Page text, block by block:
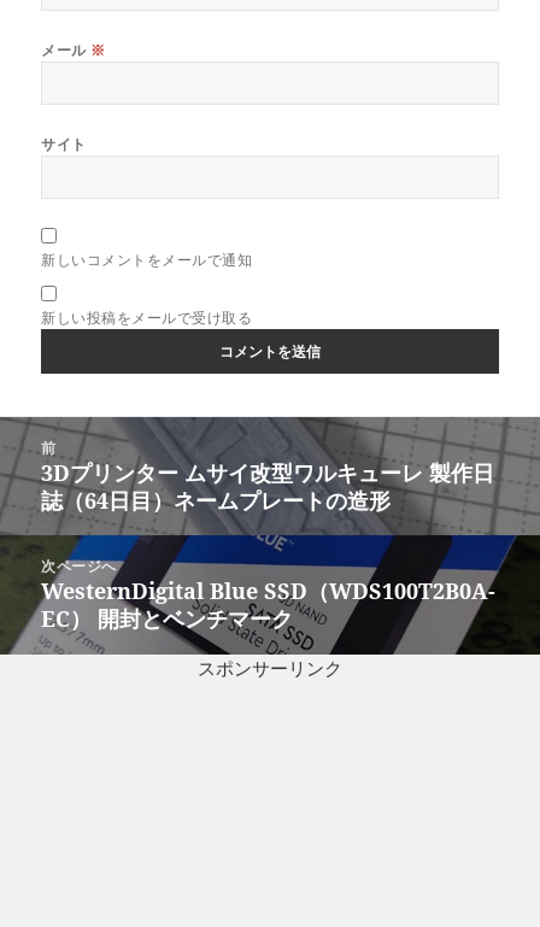
メール ※
サイト
新しいコメントをメールで通知
新しい投稿をメールで受け取る
稿
ナ
ビ
ン
前
前
の
投
稿:
3Dプリンター ムサイ改型ワルキューレ 製作日
誌（64日目）ネームプレートの造形
次ページへ
次
の
投
WesternDigital Blue SSD（WDS100T2B0A-
EC） 開封とベンチマーク
スポンサーリンク